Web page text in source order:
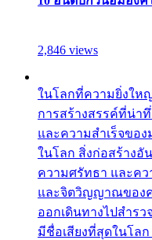
2,846 views
ในโลกที่ความยิ่งให
การสร้างสรรค์ที่น่า
และความสำเร็จข
ในโลก สิ่งก่อสร้างอั
ความศรัทธา และค
และจิตวิญญาณของค
ออกเดินทางไปสำร
มีชื่อเสียงที่สุดในโล